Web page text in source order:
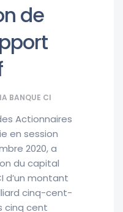
de
BANQUE CI
Actionnaires
en session
2020, a
du capital
d’un montant
cinq-cent-
cinq cent